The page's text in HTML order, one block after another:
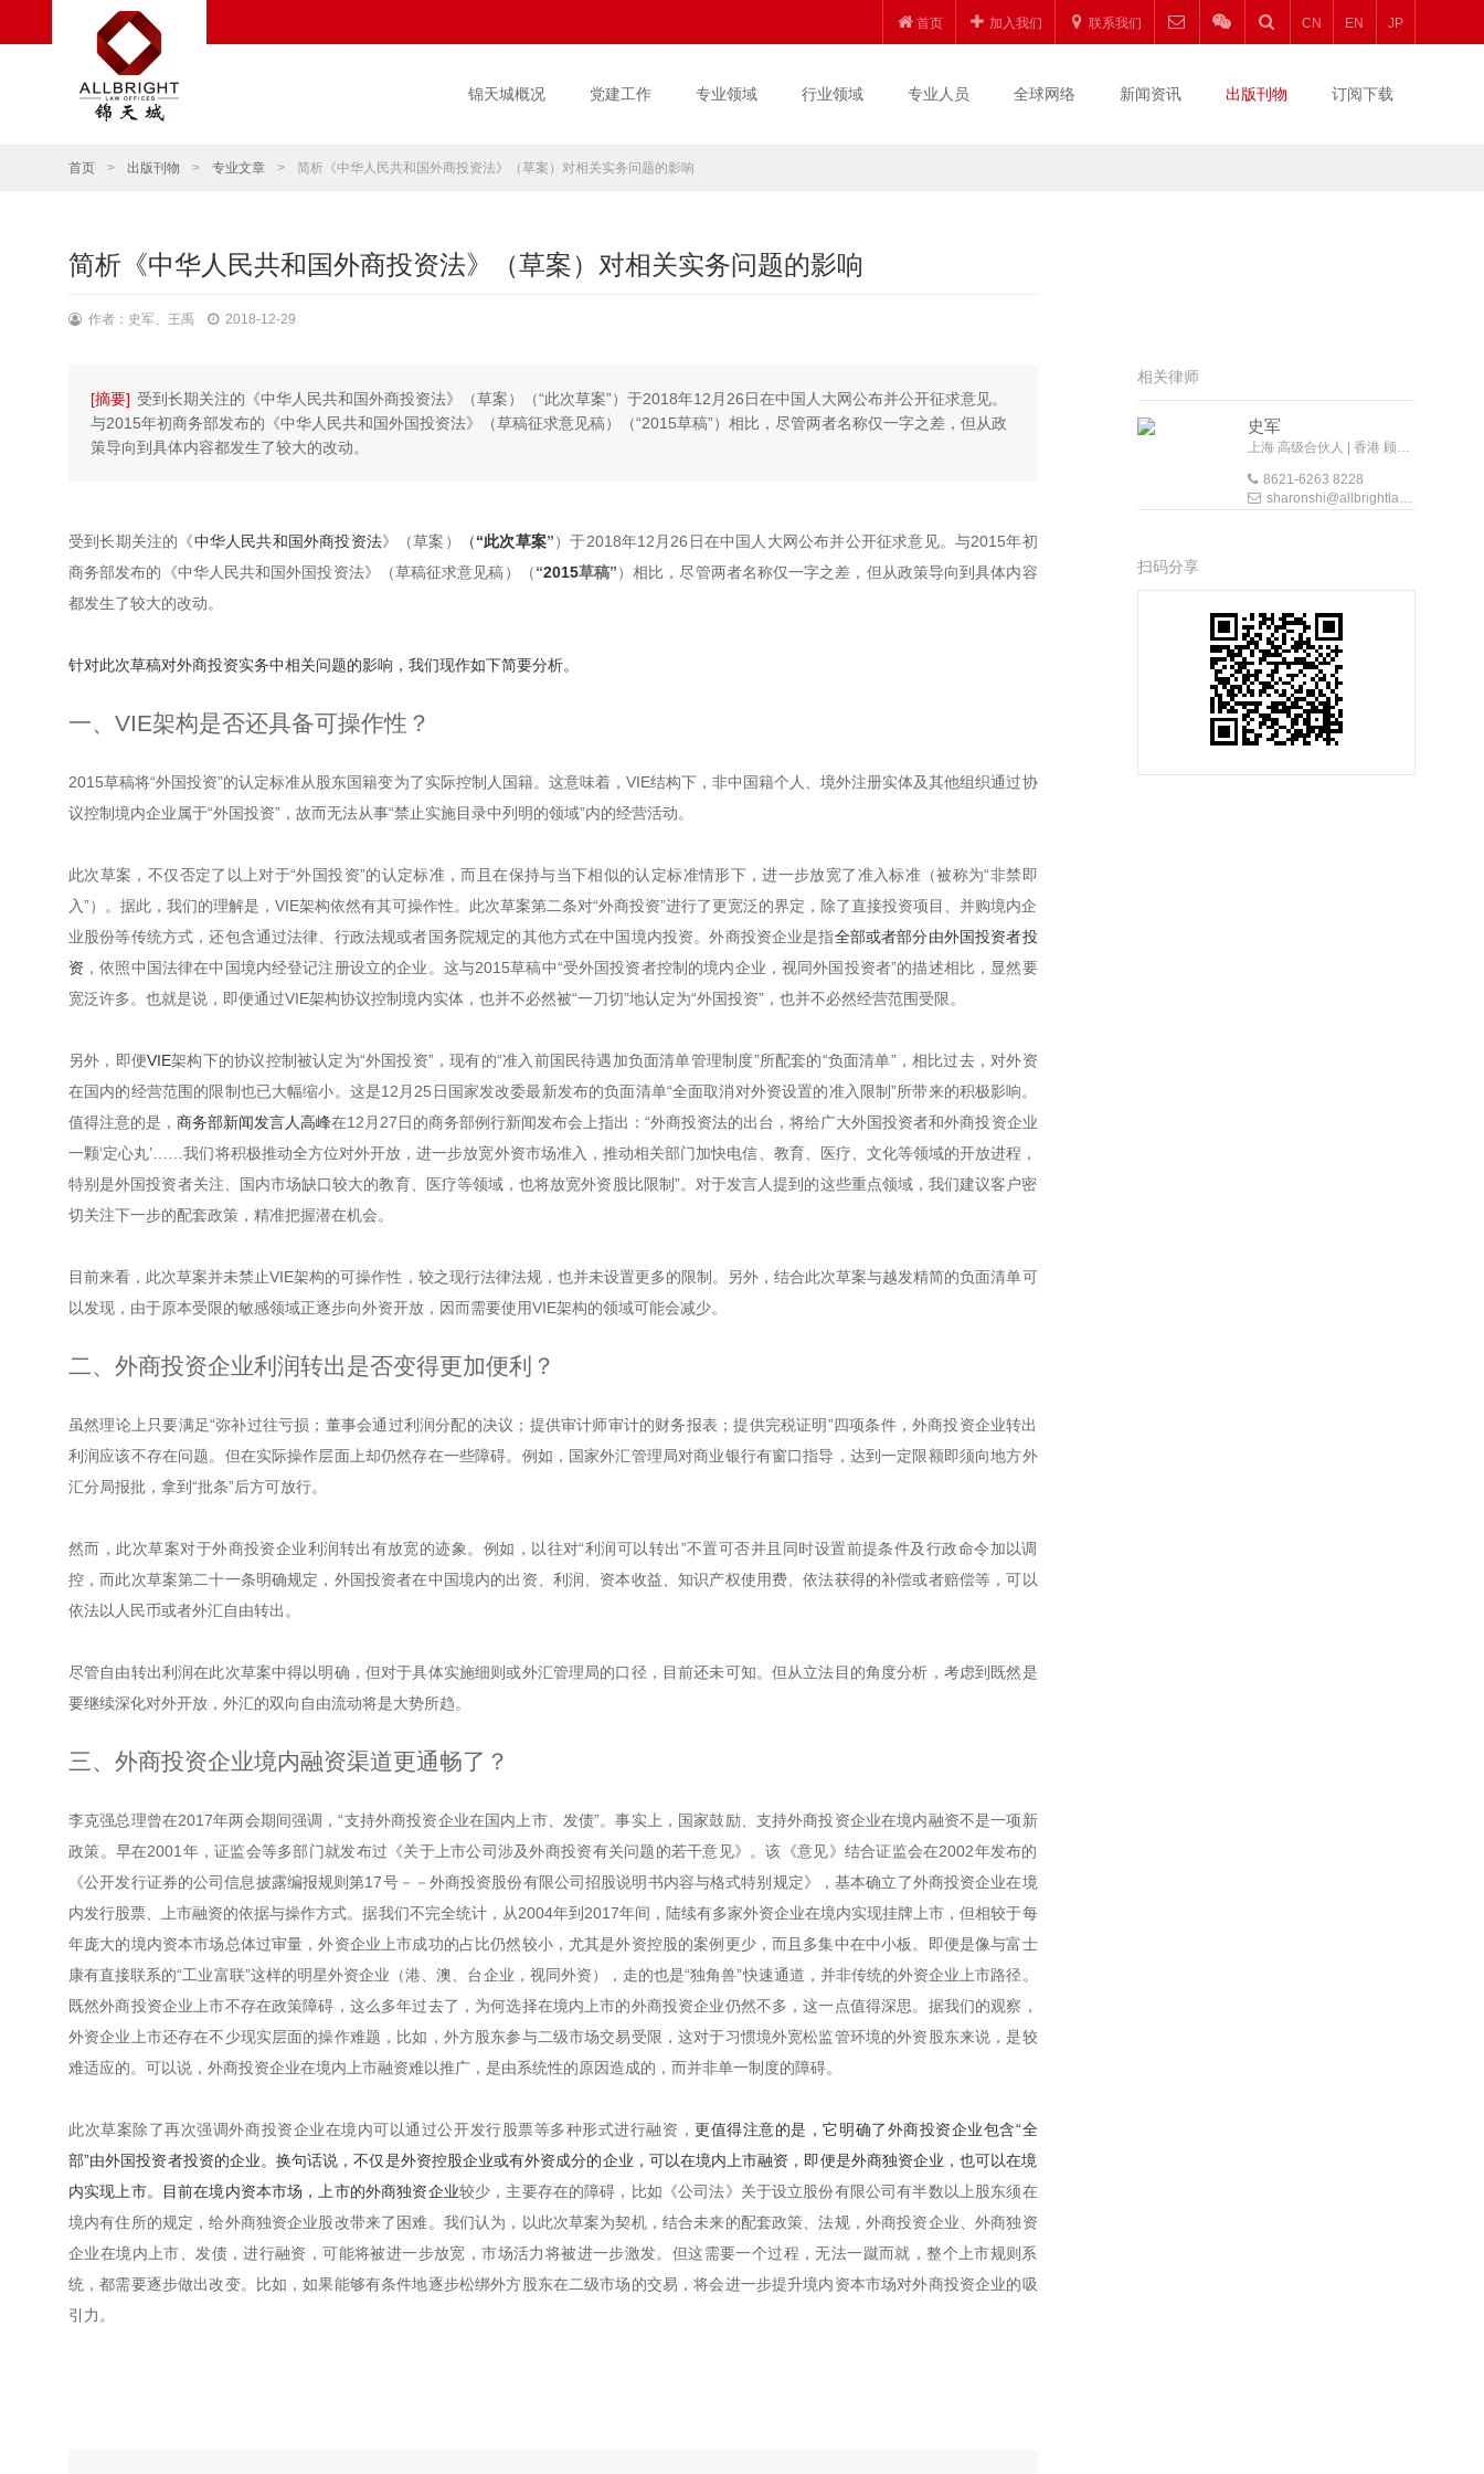
首页 加入我们 联系我们 CN EN JP
锦天城概况 党建工作 专业领域 行业领域 专业人员 全球网络 新闻资讯 出版刊物 订阅下载
首页 > 出版刊物 > 专业文章 > 简析《中华人民共和国外商投资法》（草案）对相关实务问题的影响
简析《中华人民共和国外商投资法》（草案）对相关实务问题的影响
作者：史军、王禹 2018-12-29
[摘要] 受到长期关注的《中华人民共和国外商投资法》（草案）（“此次草案”）于2018年12月26日在中国人大网公布并公开征求意见。
与2015年初商务部发布的《中华人民共和国外国投资法》（草稿征求意见稿）（“2015草稿”）相比，尽管两者名称仅一字之差，但从政
策导向到具体内容都发生了较大的改动。
受到长期关注的《中华人民共和国外商投资法》（草案） （“此次草案”）于2018年12月26日在中国人大网公布并公开征求意见。与2015年初
商务部发布的《中华人民共和国外国投资法》（草稿征求意见稿）（“2015草稿”）相比，尽管两者名称仅一字之差，但从政策导向到具体内容
都发生了较大的改动。
针对此次草稿对外商投资实务中相关问题的影响，我们现作如下简要分析。
一、VIE架构是否还具备可操作性？
2015草稿将“外国投资”的认定标准从股东国籍变为了实际控制人国籍。这意味着，VIE结构下，非中国籍个人、境外注册实体及其他组织通过协
议控制境内企业属于“外国投资”，故而无法从事“禁止实施目录中列明的领域”内的经营活动。
此次草案，不仅否定了以上对于“外国投资”的认定标准，而且在保持与当下相似的认定标准情形下，进一步放宽了准入标准（被称为“非禁即
入”）。据此，我们的理解是，VIE架构依然有其可操作性。此次草案第二条对“外商投资”进行了更宽泛的界定，除了直接投资项目、并购境内企
业股份等传统方式，还包含通过法律、行政法规或者国务院规定的其他方式在中国境内投资。外商投资企业是指全部或者部分由外国投资者投
资 ，依照中国法律在中国境内经登记注册设立的企业。这与2015草稿中“受外国投资者控制的境内企业，视同外国投资者”的描述相比，显然要
宽泛许多。也就是说，即便通过VIE架构协议控制境内实体，也并不必然被“一刀切”地认定为“外国投资”，也并不必然经营范围受限。
另外，即便VIE架构下的协议控制被认定为“外国投资”，现有的“准入前国民待遇加负面清单管理制度”所配套的“负面清单”，相比过去，对外资
在国内的经营范围的限制也已大幅缩小。这是12月25日国家发改委最新发布的负面清单“全面取消对外资设置的准入限制”所带来的积极影响。
值得注意的是，商务部新闻发言人高峰在12月27日的商务部例行新闻发布会上指出：“外商投资法的出台，将给广大外国投资者和外商投资企业
一颗‘定心丸’……我们将积极推动全方位对外开放，进一步放宽外资市场准入，推动相关部门加快电信、教育、医疗、文化等领域的开放进程，
特别是外国投资者关注、国内市场缺口较大的教育、医疗等领域，也将放宽外资股比限制”。对于发言人提到的这些重点领域，我们建议客户密
切关注下一步的配套政策，精准把握潜在机会。
目前来看，此次草案并未禁止VIE架构的可操作性，较之现行法律法规，也并未设置更多的限制。另外，结合此次草案与越发精简的负面清单可
以发现，由于原本受限的敏感领域正逐步向外资开放，因而需要使用VIE架构的领域可能会减少。
二、外商投资企业利润转出是否变得更加便利？
虽然理论上只要满足“弥补过往亏损；董事会通过利润分配的决议；提供审计师审计的财务报表；提供完税证明”四项条件，外商投资企业转出
利润应该不存在问题。但在实际操作层面上却仍然存在一些障碍。例如，国家外汇管理局对商业银行有窗口指导，达到一定限额即须向地方外
汇分局报批，拿到“批条”后方可放行。
然而，此次草案对于外商投资企业利润转出有放宽的迹象。例如，以往对“利润可以转出”不置可否并且同时设置前提条件及行政命令加以调
控，而此次草案第二十一条明确规定，外国投资者在中国境内的出资、利润、资本收益、知识产权使用费、依法获得的补偿或者赔偿等，可以
依法以人民币或者外汇自由转出。
尽管自由转出利润在此次草案中得以明确，但对于具体实施细则或外汇管理局的口径，目前还未可知。但从立法目的角度分析，考虑到既然是
要继续深化对外开放，外汇的双向自由流动将是大势所趋。
三、外商投资企业境内融资渠道更通畅了？
李克强总理曾在2017年两会期间强调，“支持外商投资企业在国内上市、发债”。事实上，国家鼓励、支持外商投资企业在境内融资不是一项新
政策。早在2001年，证监会等多部门就发布过《关于上市公司涉及外商投资有关问题的若干意见》。该《意见》结合证监会在2002年发布的
《公开发行证券的公司信息披露编报规则第17号－－外商投资股份有限公司招股说明书内容与格式特别规定》，基本确立了外商投资企业在境
内发行股票、上市融资的依据与操作方式。据我们不完全统计，从2004年到2017年间，陆续有多家外资企业在境内实现挂牌上市，但相较于每
年庞大的境内资本市场总体过审量，外资企业上市成功的占比仍然较小，尤其是外资控股的案例更少，而且多集中在中小板。即便是像与富士
康有直接联系的“工业富联”这样的明星外资企业（港、澳、台企业，视同外资），走的也是“独角兽”快速通道，并非传统的外资企业上市路径。
既然外商投资企业上市不存在政策障碍，这么多年过去了，为何选择在境内上市的外商投资企业仍然不多，这一点值得深思。据我们的观察，
外资企业上市还存在不少现实层面的操作难题，比如，外方股东参与二级市场交易受限，这对于习惯境外宽松监管环境的外资股东来说，是较
难适应的。可以说，外商投资企业在境内上市融资难以推广，是由系统性的原因造成的，而并非单一制度的障碍。
此次草案除了再次强调外商投资企业在境内可以通过公开发行股票等多种形式进行融资，更值得注意的是，它明确了外商投资企业包含“全
部”由外国投资者投资的企业。换句话说，不仅是外资控股企业或有外资成分的企业，可以在境内上市融资，即便是外商独资企业，也可以在境
内实现上市。目前在境内资本市场，上市的外商独资企业较少，主要存在的障碍，比如《公司法》关于设立股份有限公司有半数以上股东须在
境内有住所的规定，给外商独资企业股改带来了困难。我们认为，以此次草案为契机，结合未来的配套政策、法规，外商投资企业、外商独资
企业在境内上市、发债，进行融资，可能将被进一步放宽，市场活力将被进一步激发。但这需要一个过程，无法一蹴而就，整个上市规则系
统，都需要逐步做出改变。比如，如果能够有条件地逐步松绑外方股东在二级市场的交易，将会进一步提升境内资本市场对外商投资企业的吸
引力。
相关律师
史军
上海 高级合伙人 | 香港 顾问律师
8621-6263 8228
sharonshi@allbrightlaw.com
扫码分享